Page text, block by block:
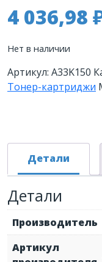
4 036,98
Нет в наличии
Артикул: A33K150
Тонер-картриджи
Детали
Детали
Производитель
Артикул